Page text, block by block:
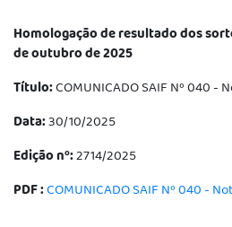
Homologação de resultado dos
de outubro de 2025
Título:COMUNICADO SAIF Nº 040 -
Data:30/10/2025
Edição nº:2714/2025
PDF :COMUNICADO SAIF Nº 040 -